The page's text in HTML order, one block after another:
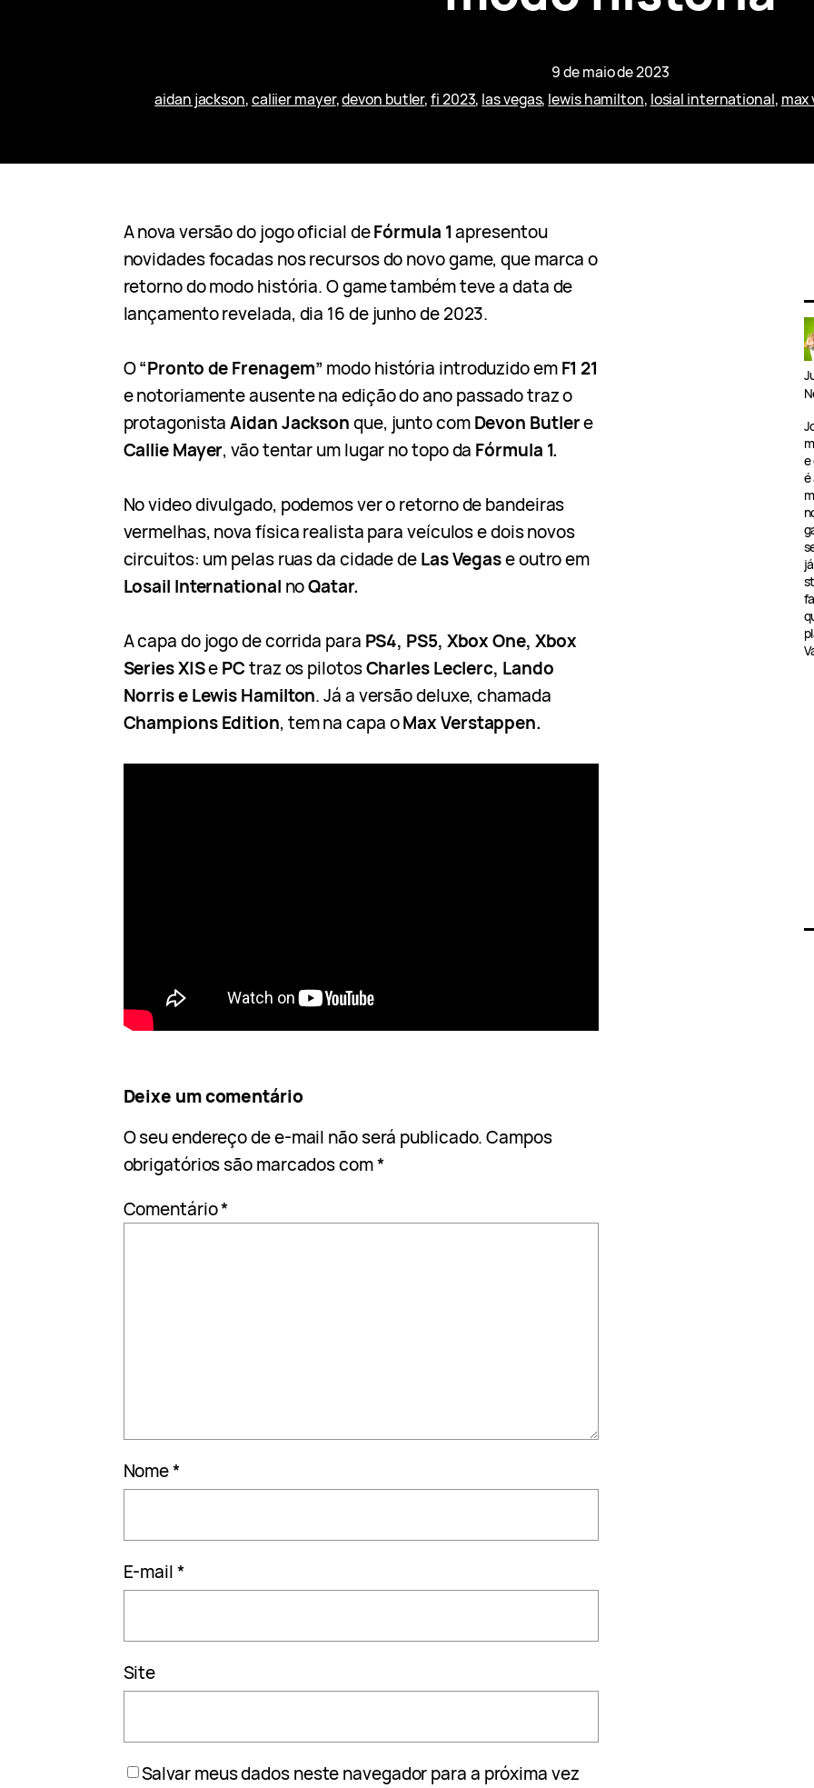
9 de maio de 2023
aidan jackson, caliier mayer, devon butler, fi 2023, las vegas, lewis hamilton, losial international, max
A nova versão do jogo oficial deFórmula 1apresentou
novidades focadas nos recursos do novo game, que marca o
retorno do modo história. O game também teve a data de
lançamento revelada, dia 16 de junho de 2023.
O“Pronto de Frenagem” modo história introduzido emF1 21
e notoriamente ausente na edição do ano passado traz o
protagonistaAidan Jacksonque, junto comDevon Butlere
Callie Mayer, vão tentar um lugar no topo da Fórmula 1.
No video divulgado, podemos ver o retorno de bandeiras
vermelhas, nova física realista para veículos e dois novos
circuitos: um pelas ruas da cidade deLas Vegase outro em
Losail International noQatar.
A capa do jogo de corrida para PS4, PS5, Xbox One, Xbox
Series X|SePCtraz os pilotosCharles Leclerc, Lando
Norris e Lewis Hamilton. Já a versão deluxe, chamada
Champions Edition, tem na capa oMax Verstappen.
Deixe um comentário
O seu endereço de e-mail não será publicado. Campos
obrigatórios são marcados com*
Comentário*
Nome*
E-mail*
Site
Salvar meus dados neste navegador para a próxima vez
e
é